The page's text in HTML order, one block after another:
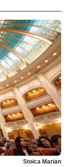
Stoica Marian